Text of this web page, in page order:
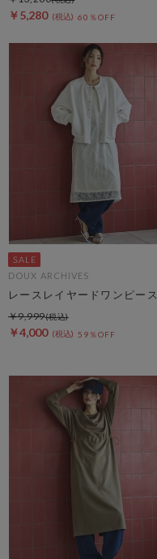
￥5,280 60％OFF
DOUX ARCHIVES
レースレイヤードワンピース
￥4,000 59％OFF
￥9,999